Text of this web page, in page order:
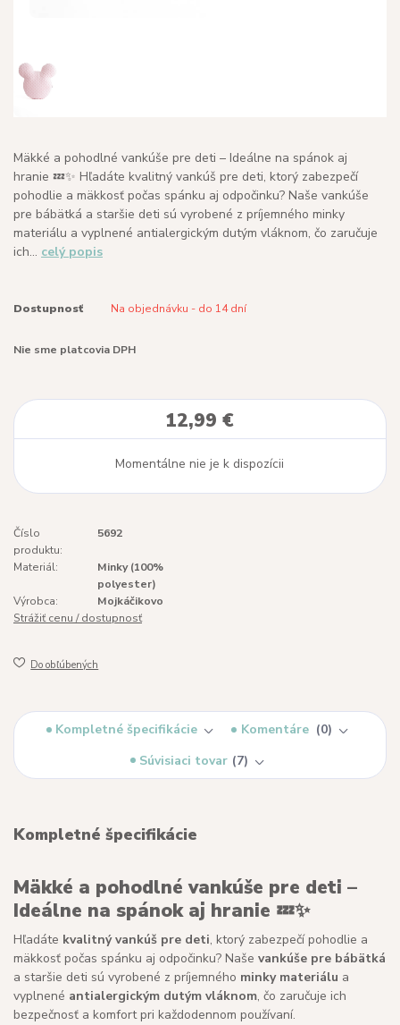
Mäkké a pohodlné vankúše pre deti – Ideálne na spánok aj
hranie 💤✨ Hľadáte kvalitný vankúš pre deti, ktorý zabezpečí
pohodlie a mäkkosť počas spánku aj odpočinku? Naše vankúše
pre bábätká a staršie deti sú vyrobené z príjemného minky
materiálu a vyplnené antialergickým dutým vláknom, čo zaručuje
ich... celý popis
Dostupnosť Na objednávku - do 14 dní
Nie sme platcovia DPH
12,99 €
Momentálne nie je k dispozícii
Číslo
produktu:
5692
Materiál:
Minky (100%
polyester)
Výrobca:
Mojkáčikovo
Strážiť cenu / dostupnosť
Do obľúbených
Kompletné špecifikácie Komentáre
0
Súvisiaci tovar 7
Kompletné špecifikácie
Mäkké a pohodlné vankúše pre deti –
Ideálne na spánok aj hranie 💤✨
Hľadáte kvalitný vankúš pre deti, ktorý zabezpečí pohodlie a
mäkkosť počas spánku aj odpočinku? Naše vankúše pre bábätká
a staršie deti sú vyrobené z príjemného minky materiálu a
vyplnené antialergickým dutým vláknom, čo zaručuje ich
bezpečnosť a komfort pri každodennom používaní.